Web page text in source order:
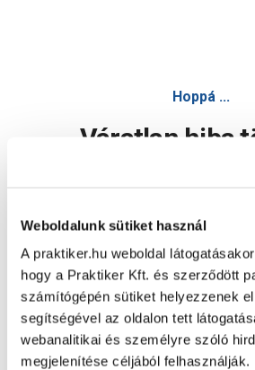
Weboldalunk sütiket használ
A praktiker.hu weboldal
hogy a Praktiker Kft. és szerződött
számítógépén sütiket helyezzenek
segítségével az oldalon tett
webanalitikai és személyre szóló
megjelenítése céljából
Hoppá ...
Váratlan hiba
Oldal újratöltése